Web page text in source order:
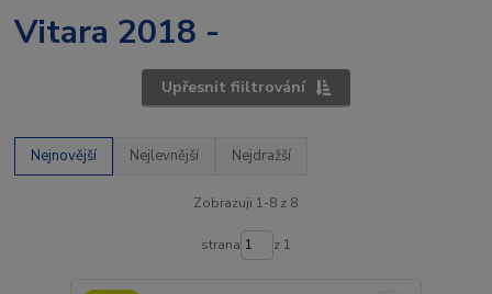
Vitara 2018 -
Upřesnit fiiltrování
Nejnovější Nejlevnější Nejdražší
Zobrazuji 1-8 z 8
strana z 1